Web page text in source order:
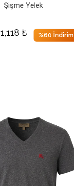
Şişme Yelek
1,118₺ %60 İndirim